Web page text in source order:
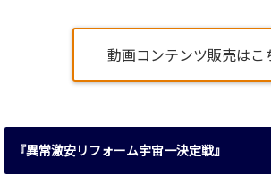
動画コンテンツ販売はこ
『異常激安リフォーム宇宙一決定戦』